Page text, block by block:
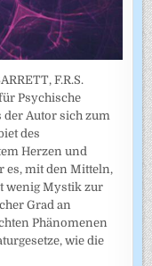
F.R.S.
Psychische
der Autor sich zum
des
Herzen und
es, mit den Mitteln,
wenig Mystik zur
Grad an
Phänomenen
wie die